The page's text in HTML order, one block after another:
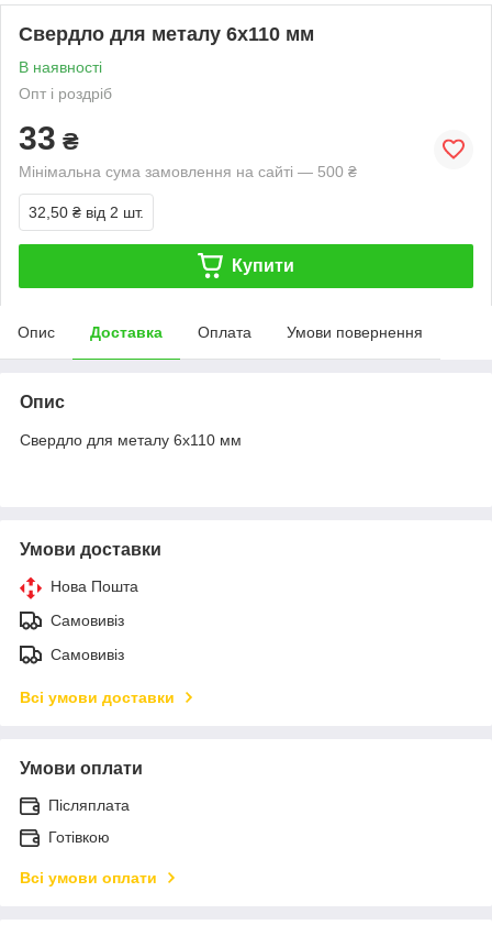
Свердло для металу 6х110 мм
В наявності
Опт і роздріб
33 ₴
Мінімальна сума замовлення на сайті — 500 ₴
32,50 ₴ від 2 шт.
Купити
Опис Доставка Оплата Умови повернення
Опис
Свердло для металу 6х110 мм
Умови доставки
Нова Пошта
Самовивіз
Самовивіз
Всі умови доставки
Умови оплати
Післяплата
Готівкою
Всі умови оплати